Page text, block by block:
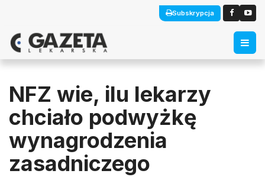
Subskrypcja
NFZ wie, ilu lekarzy
chciało podwyżkę
wynagrodzenia
zasadniczego